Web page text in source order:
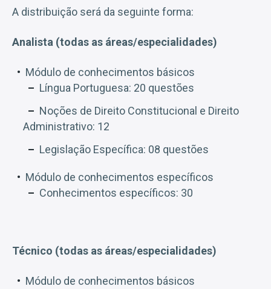
A distribuição será da seguinte forma:
Analista (todas as áreas/especialidades)
Módulo de conhecimentos básicos
Língua Portuguesa: 20 questões
Noções de Direito Constitucional e Direito
Administrativo: 12
Legislação Específica: 08 questões
Módulo de conhecimentos específicos
Conhecimentos específicos: 30
Técnico (todas as áreas/especialidades)
Módulo de conhecimentos básicos